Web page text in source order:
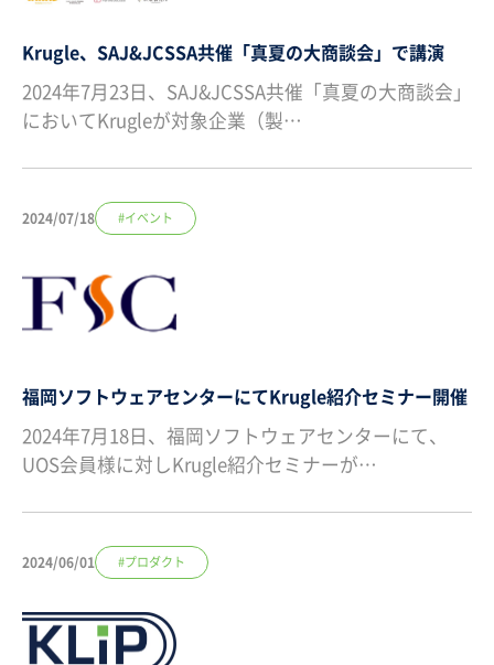
Krugle、SAJ&JCSSA共催「真夏の大商談会」で講演
2024年7月23日、SAJ&JCSSA共催「真夏の大商談会」
においてKrugleが対象企業（製…
2024/07/18 #イベント
福岡ソフトウェアセンターにてKrugle紹介セミナー開催
2024年7月18日、福岡ソフトウェアセンターにて、
UOS会員様に対しKrugle紹介セミナーが…
2024/06/01 #プロダクト